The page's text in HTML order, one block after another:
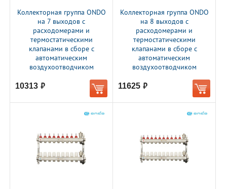
Коллекторная группа ONDO
на 7 выходов с
расходомерами и
термостатическими
клапанами в сборе с
автоматическим
воздухоотводчиком
10313 руб.
Коллекторная группа ONDO
на 8 выходов с
расходомерами и
термостатическими
клапанами в сборе с
автоматическим
воздухоотводчиком
11625 руб.